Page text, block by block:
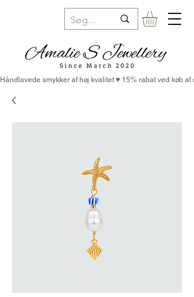
Håndlavede smykker af høj kvalitet ♥ 15% rabat ved køb